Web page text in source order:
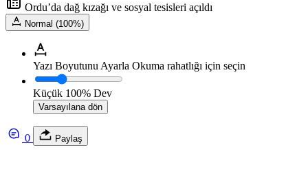
Ordu’da dağ kızağı ve sosyal tesisleri açıldı
Normal (100%)
Yazı Boyutunu Ayarla Okuma rahatlığı için seçin
Küçük 100% Dev
Varsayılana dön
0 Paylaş